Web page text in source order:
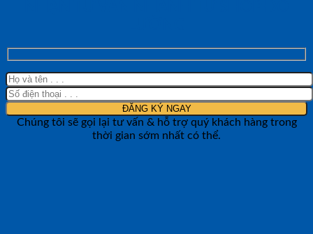
Chúng tôi sẽ gọi lại tư vấn & hỗ trợ quý khách hàng trong
thời gian sớm nhất có thể.